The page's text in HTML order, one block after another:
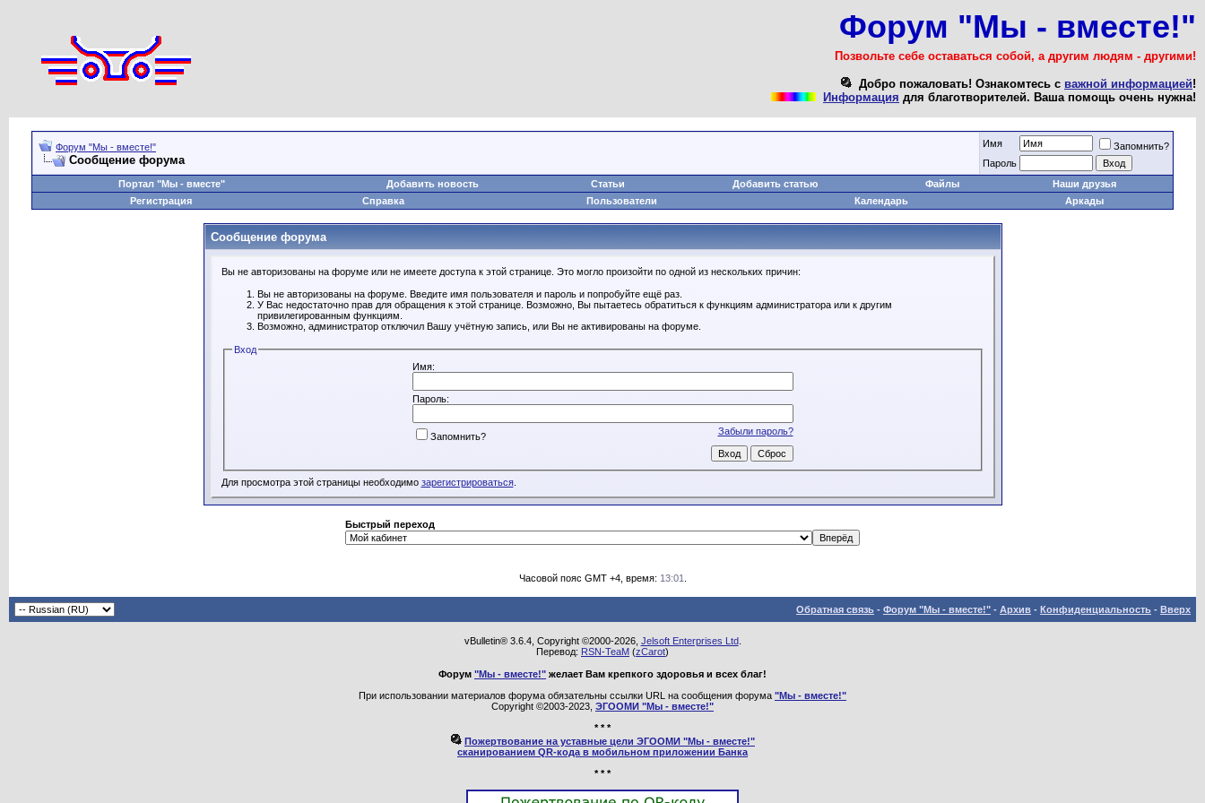
Форум "Мы - вместе!"
Позвольте себе оставаться собой, а другим людям - другими!
Добро пожаловать! Ознакомтесь с важной информацией!
Информация для благотворителей. Ваша помощь очень нужна!
Форум "Мы - вместе!"
Сообщение форума
Имя
Запомнить?
Пароль
Портал "Мы - вместе"
Добавить новость Статьи Добавить статью Файлы
Наши друзья
Регистрация
Справка Пользователи Календарь Аркады
Сообщение форума
Вы не авторизованы на форуме или не имеете доступа к этой странице. Это могло произойти по одной из нескольких причин:
Вы не авторизованы на форуме. Введите имя пользователя и пароль и попробуйте ещё раз.
У Вас недостаточно прав для обращения к этой странице. Возможно, Вы пытаетесь обратиться к функциям администратора или к другим
привилегированным функциям.
Возможно, администратор отключил Вашу учётную запись, или Вы не активированы на форуме.
Вход
Имя:
Пароль:
Забыли пароль?
Запомнить?
Для просмотра этой страницы необходимо зарегистрироваться.
Быстрый переход
Часовой пояс GMT +4, время: 13:01
Обратная связь - Форум "Мы - вместе!" - Архив - Конфиденциальность - Вверх
vBulletin® 3.6.4, Copyright ©2000-2026, Jelsoft Enterprises Ltd.
Перевод: RSN-TeaM (zCarot)
Форум "Мы - вместе!" желает Вам крепкого здоровья и всех благ!
При использовании материалов форума обязательны ссылки URL на сообщения форума "Мы - вместе!"
Copyright ©2003-2023, ЭГООМИ "Мы - вместе!"
* * *
Пожертвование на уставные цели ЭГООМИ "Мы - вместе!"
сканированием QR-кода в мобильном приложении Банка
* * *